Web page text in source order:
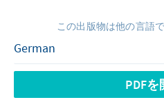
この出版物は他の言語
PDFを